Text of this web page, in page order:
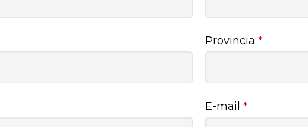
Provincia *
E-mail *